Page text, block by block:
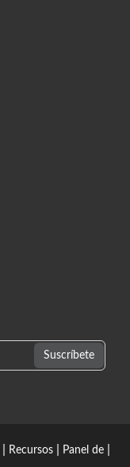
Recursos Panel de